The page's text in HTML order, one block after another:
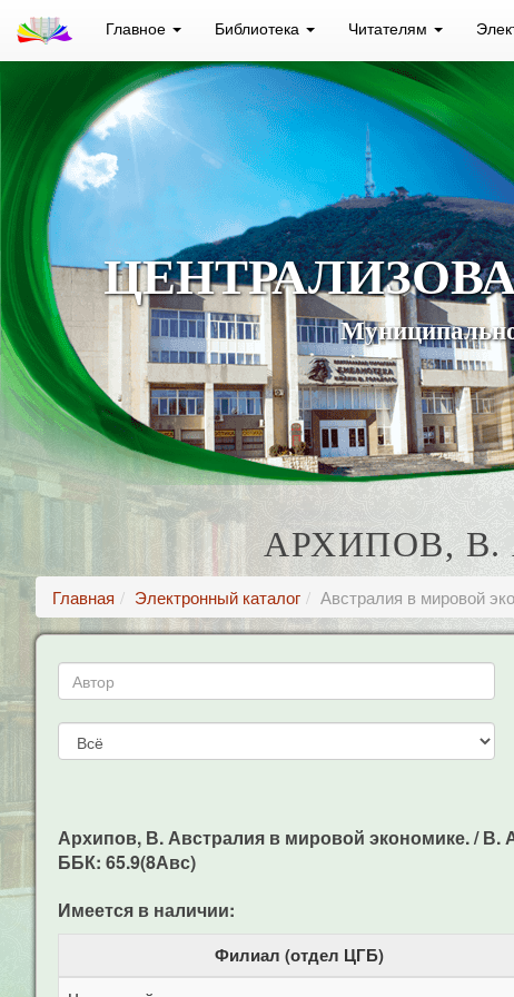
Главное Библиотека Читателям
АРХИПОВ,
Главная Электронный каталог Австралия в мировой
Архипов, В. Австралия в мировой экономике. / В.
ББК: 65.9(8Авс)
Имеется в наличии:
Филиал (отдел ЦГБ)